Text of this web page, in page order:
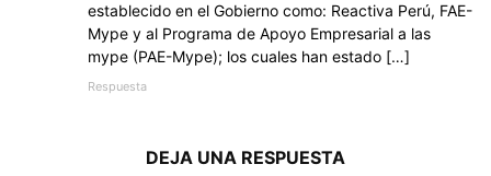
establecido en el Gobierno como: Reactiva Perú, FAE-
Mype y al Programa de Apoyo Empresarial a las
mype (PAE-Mype); los cuales han estado […]
Respuesta
DEJA UNA RESPUESTA